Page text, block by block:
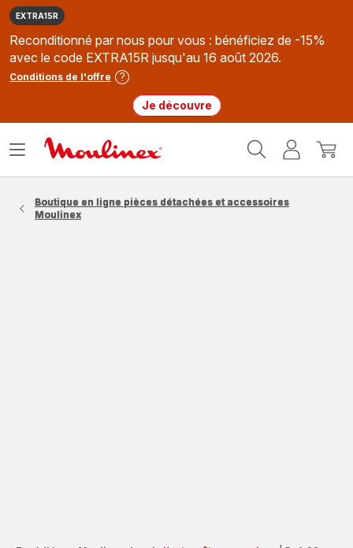
EXTRA15R
Reconditionné par nous pour vous : bénéficiez de -15%
avec le code EXTRA15R jusqu'au 16 août 2026.
Conditions de l'offre
Je découvre
MonMon
Ouvrir
Boutique en ligne pièces détachées et accessoires
Moulinex